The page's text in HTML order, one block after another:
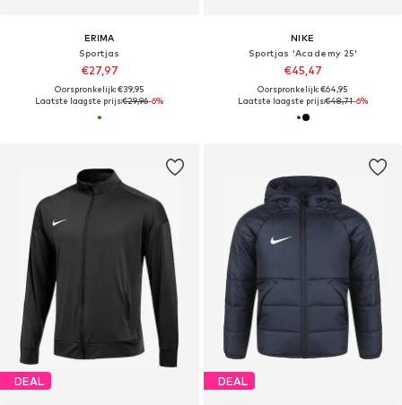
ERIMA
Sportjas
€27,97
Oorspronkelijk: €39,95
Laatste laagste prijs:€29,96-6%
NIKE
Sportjas 'Academy 25'
€45,47
Oorspronkelijk: €64,95
Laatste laagste prijs:€48,71-6%
DEAL DEAL